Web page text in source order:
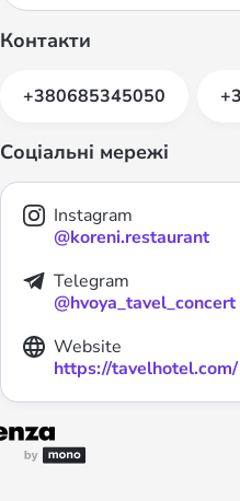
Контакти
+380685345050
Соціальні мережі
Instagram
@koreni.restaurant
Telegram
@hvoya_tavel_concert
Website
https://tavelhotel.com/